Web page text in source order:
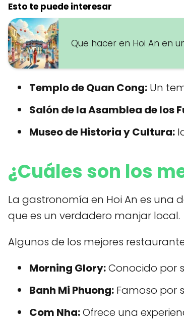
Esto te puede interesar
Que hacer en Hoi An en
Templo de Quan Cong: Un
Salón de la Asamblea de los
Museo de Historia y Cultura:
¿Cuáles son los
La gastronomía en Hoi An es una
que es un verdadero manjar local.
Algunos de los mejores
Morning Glory:Conocido por
Banh Mi Phuong: Famoso por
Com Nha:Ofrece una